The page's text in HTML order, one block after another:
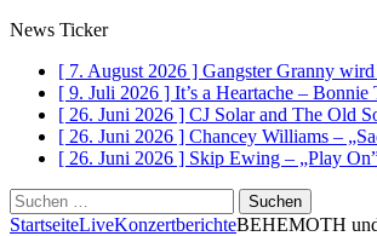
News Ticker
[ 7. August 2026 ] Gangster Granny
[ 9. Juli 2026 ] It’s a Heartache –
[ 26. Juni 2026 ] CJ Solar and The Old
[ 26. Juni 2026 ] Chancey Williams –
[ 26. Juni 2026 ] Skip Ewing – „Play
Suchen
nach:
StartseiteLiveKonzertberichteBEHEMOTH